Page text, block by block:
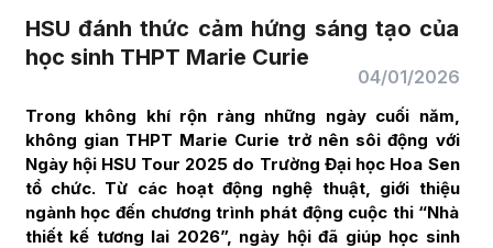
HSU đánh thức cảm hứng sáng tạo của
học sinh THPT Marie Curie
04/01/2026
Trong không khí rộn ràng những ngày cuối năm,
không gian THPT Marie Curie trở nên sôi động với
Ngày hội HSU Tour 2025 do Trường Đại học Hoa Sen
tổ chức. Từ các hoạt động nghệ thuật, giới thiệu
ngành học đến chương trình phát động cuộc thi “Nhà
thiết kế tương lai 2026”, ngày hội đã giúp học sinh